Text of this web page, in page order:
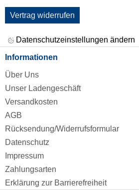
Vertrag widerrufen
Datenschutzeinstellungen ändern
Informationen
Über Uns
Unser Ladengeschäft
Versandkosten
AGB
Rücksendung/Widerrufsformular
Datenschutz
Impressum
Zahlungsarten
Erklärung zur Barrierefreiheit